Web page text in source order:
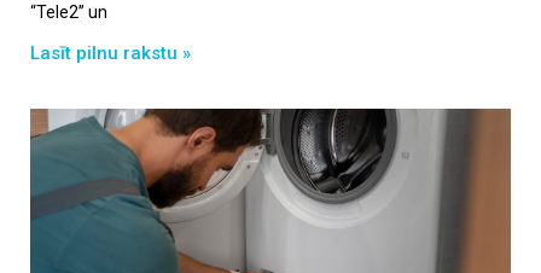
“Tele2” un
Lasīt pilnu rakstu »